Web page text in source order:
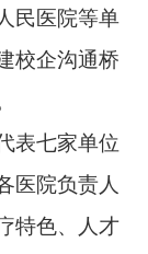
民医院等单
校企沟通桥
表七家单位
医院负责人
特色、人才